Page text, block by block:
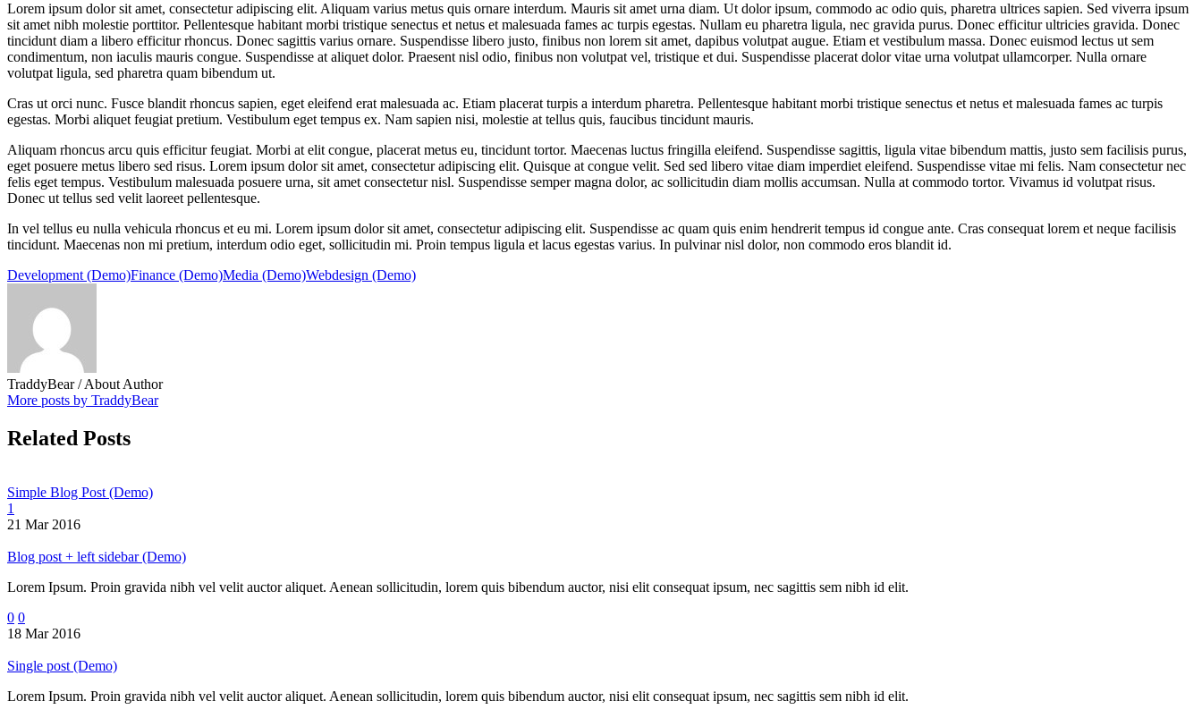
Lorem ipsum dolor sit amet, consectetur adipiscing elit. Aliquam varius metus quis ornare interdum. Mauris sit amet urna diam. Ut dolor ipsum, commodo ac odio quis, pharetra ultrices sapien. Sed viverra ipsum
sit amet nibh molestie porttitor. Pellentesque habitant morbi tristique senectus et netus et malesuada fames ac turpis egestas. Nullam eu pharetra ligula, nec gravida purus. Donec efficitur ultricies gravida. Donec
tincidunt diam a libero efficitur rhoncus. Donec sagittis varius ornare. Suspendisse libero justo, finibus non lorem sit amet, dapibus volutpat augue. Etiam et vestibulum massa. Donec euismod lectus ut sem
condimentum, non iaculis mauris congue. Suspendisse at aliquet dolor. Praesent nisl odio, finibus non volutpat vel, tristique et dui. Suspendisse placerat dolor vitae urna volutpat ullamcorper. Nulla ornare
volutpat ligula, sed pharetra quam bibendum ut.
Cras ut orci nunc. Fusce blandit rhoncus sapien, eget eleifend erat malesuada ac. Etiam placerat turpis a interdum pharetra. Pellentesque habitant morbi tristique senectus et netus et malesuada fames ac turpis
egestas. Morbi aliquet feugiat pretium. Vestibulum eget tempus ex. Nam sapien nisi, molestie at tellus quis, faucibus tincidunt mauris.
Aliquam rhoncus arcu quis efficitur feugiat. Morbi at elit congue, placerat metus eu, tincidunt tortor. Maecenas luctus fringilla eleifend. Suspendisse sagittis, ligula vitae bibendum mattis, justo sem facilisis purus,
eget posuere metus libero sed risus. Lorem ipsum dolor sit amet, consectetur adipiscing elit. Quisque at congue velit. Sed sed libero vitae diam imperdiet eleifend. Suspendisse vitae mi felis. Nam consectetur nec
felis eget tempus. Vestibulum malesuada posuere urna, sit amet consectetur nisl. Suspendisse semper magna dolor, ac sollicitudin diam mollis accumsan. Nulla at commodo tortor. Vivamus id volutpat risus.
Donec ut tellus sed velit laoreet pellentesque.
In vel tellus eu nulla vehicula rhoncus et eu mi. Lorem ipsum dolor sit amet, consectetur adipiscing elit. Suspendisse ac quam quis enim hendrerit tempus id congue ante. Cras consequat lorem et neque facilisis
tincidunt. Maecenas non mi pretium, interdum odio eget, sollicitudin mi. Proin tempus ligula et lacus egestas varius. In pulvinar nisl dolor, non commodo eros blandit id.
Development (Demo)Finance (Demo)Media (Demo)Webdesign (Demo)
TraddyBear/ About Author
More posts by TraddyBear
Related Posts
Simple Blog Post (Demo)
1
21 Mar 2016
Blog post + left sidebar (Demo)
Lorem Ipsum. Proin gravida nibh vel velit auctor aliquet. Aenean sollicitudin, lorem quis bibendum auctor, nisi elit consequat ipsum, nec sagittis sem nibh id elit.
0 0
18 Mar 2016
Single post (Demo)
Lorem Ipsum. Proin gravida nibh vel velit auctor aliquet. Aenean sollicitudin, lorem quis bibendum auctor, nisi elit consequat ipsum, nec sagittis sem nibh id elit.